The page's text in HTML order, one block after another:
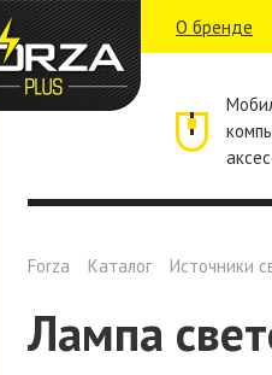
О бренде
Forza Каталог Источники
Лампа